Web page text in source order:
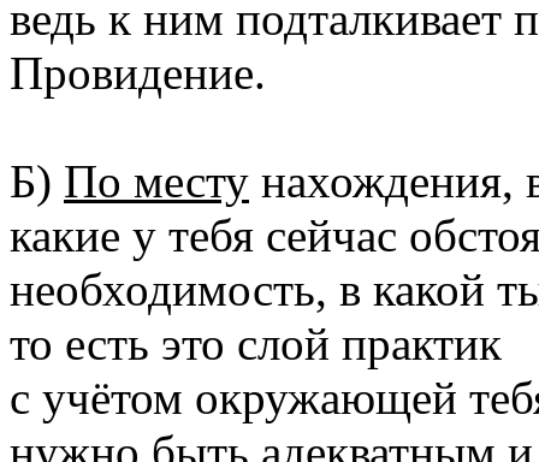
ведь к ним
Провидение.
Б) По месту нахождения,
какие у тебя сейчас
необходимость, в какой
то есть это слой практик
с учётом окружающей